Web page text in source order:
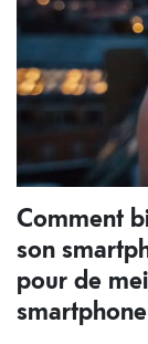
Comment
son
pour de
smartphone